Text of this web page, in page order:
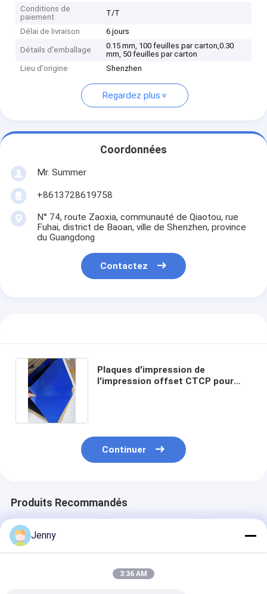
Conditions de
paiement
T/T
Délai de livraison 6 jours
Détails d'emballage
0.15 mm, 100 feuilles par carton,0.30
mm, 50 feuilles par carton
Lieu d'origine
Shenzhen
Regardez plus
Coordonnées
Mr. Summer
+8613728619758
N° 74, route Zaoxia, communauté de Qiaotou, rue
Fuhai, district de Baoan, ville de Shenzhen, province
du Guangdong
Contactez
Plaques d'impression de
l'impression offset CTCP pour
Continuer
Produits Recommandés
Jenny
3:36 AM